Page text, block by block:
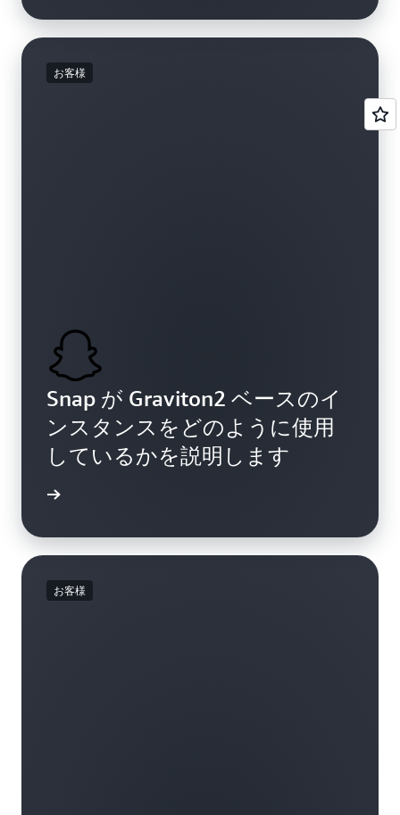
お客様
Snap が Graviton2 ベースのイ
ンスタンスをどのように使用
しているかを説明します
お客様